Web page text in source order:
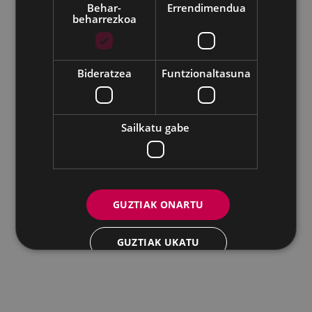
Eibarko Andretxea - Isasi kalea, 11 | 20600 Eibar
Andretxea: 943 54 39 38
Berdintasuna: 943 70 84 40
IFZ: P2003100A | DIR3 L01200300
Behar-
beharrezkoa
Errendimendua
Bideratzea Funtzionaltasuna
Sailkatu gabe
GUZTIAK ONARTU
GUZTIAK UKATU